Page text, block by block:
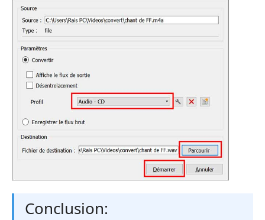
Conclusion: